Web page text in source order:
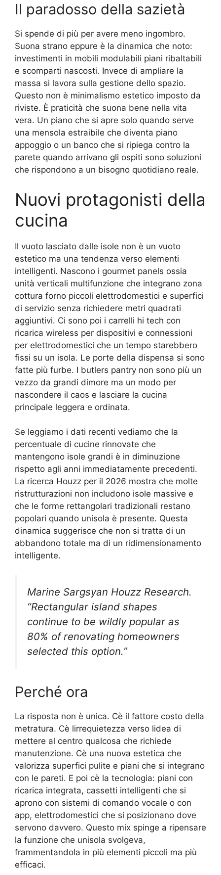
Il paradosso della sazietà
Si spende di più per avere meno ingombro.
Suona strano eppure è la dinamica che noto:
investimenti in mobili modulabili piani ribaltabili
e scomparti nascosti. Invece di ampliare la
massa si lavora sulla gestione dello spazio.
Questo non è minimalismo estetico imposto da
riviste. È praticità che suona bene nella vita
vera. Un piano che si apre solo quando serve
una mensola estraibile che diventa piano
appoggio o un banco che si ripiega contro la
parete quando arrivano gli ospiti sono soluzioni
che rispondono a un bisogno quotidiano reale.
Nuovi protagonisti della
cucina
Il vuoto lasciato dalle isole non è un vuoto
estetico ma una tendenza verso elementi
intelligenti. Nascono i gourmet panels ossia
unità verticali multifunzione che integrano zona
cottura forno piccoli elettrodomestici e superfici
di servizio senza richiedere metri quadrati
aggiuntivi. Ci sono poi i carrelli hi tech con
ricarica wireless per dispositivi e connessioni
per elettrodomestici che un tempo starebbero
fissi su un isola. Le porte della dispensa si sono
fatte più furbe. I butlers pantry non sono più un
vezzo da grandi dimore ma un modo per
nascondere il caos e lasciare la cucina
principale leggera e ordinata.
Se leggiamo i dati recenti vediamo che la
percentuale di cucine rinnovate che
mantengono isole grandi è in diminuzione
rispetto agli anni immediatamente precedenti.
La ricerca Houzz per il 2026 mostra che molte
ristrutturazioni non includono isole massive e
che le forme rettangolari tradizionali restano
popolari quando unisola è presente. Questa
dinamica suggerisce che non si tratta di un
abbandono totale ma di un ridimensionamento
intelligente.
Marine Sargsyan Houzz Research.
“Rectangular island shapes
continue to be wildly popular as
80% of renovating homeowners
selected this option.”
Perché ora
La risposta non è unica. Cè il fattore costo della
metratura. Cè lirrequietezza verso lidea di
mettere al centro qualcosa che richiede
manutenzione. Cè una nuova estetica che
valorizza superfici pulite e piani che si integrano
con le pareti. E poi cè la tecnologia: piani con
ricarica integrata, cassetti intelligenti che si
aprono con sistemi di comando vocale o con
app, elettrodomestici che si posizionano dove
servono davvero. Questo mix spinge a ripensare
la funzione che unisola svolgeva,
frammentandola in più elementi piccoli ma più
efficaci.